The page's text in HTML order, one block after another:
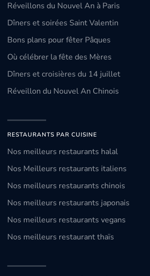
Réveillons du Nouvel An à Paris
Dîners et soirées Saint Valentin
Bons plans pour fêter Pâques
Où célébrer la fête des Mères
Dîners et croisières du 14 juillet
Réveillon du Nouvel An Chinois
RESTAURANTS PAR CUISINE
Nos meilleurs restaurants halal
Nos Meilleurs restaurants italiens
Nos meilleurs restaurants chinois
Nos meilleurs restaurants japonais
Nos meilleurs restaurants vegans
Nos meilleurs restaurant thaïs